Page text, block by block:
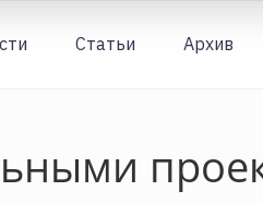
Статьи Архив